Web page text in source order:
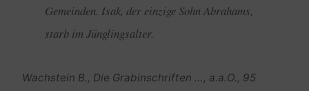
Gemeinden. Isak, der einzige Sohn Abrahams,
starb im Jünglingsalter.
Wachstein B., Die Grabinschriften …, a.a.O., 95